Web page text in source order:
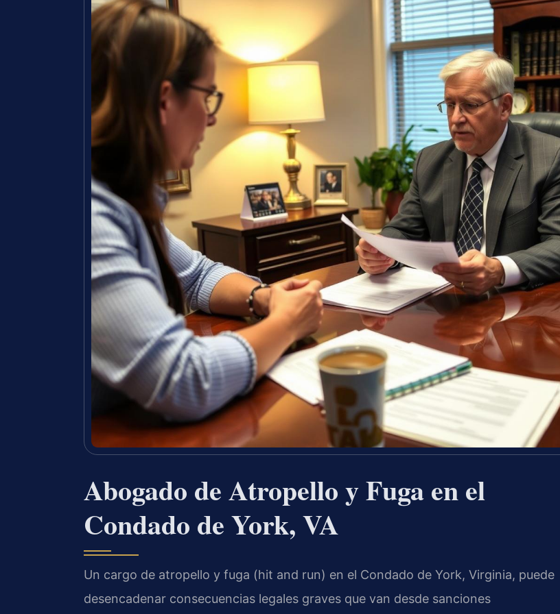
Abogado de Atropello y Fuga en el
Condado de York, VA
Un cargo de atropello y fuga (hit and run) en el Condado de York, Virginia, puede
desencadenar consecuencias legales graves que van desde sanciones